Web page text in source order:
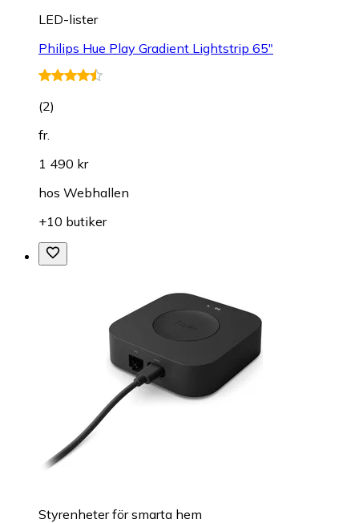
LED-lister
Philips Hue Play Gradient Lightstrip 65"
(2)
fr.
1 490 kr
hos Webhallen
+10 butiker
Styrenheter för smarta hem